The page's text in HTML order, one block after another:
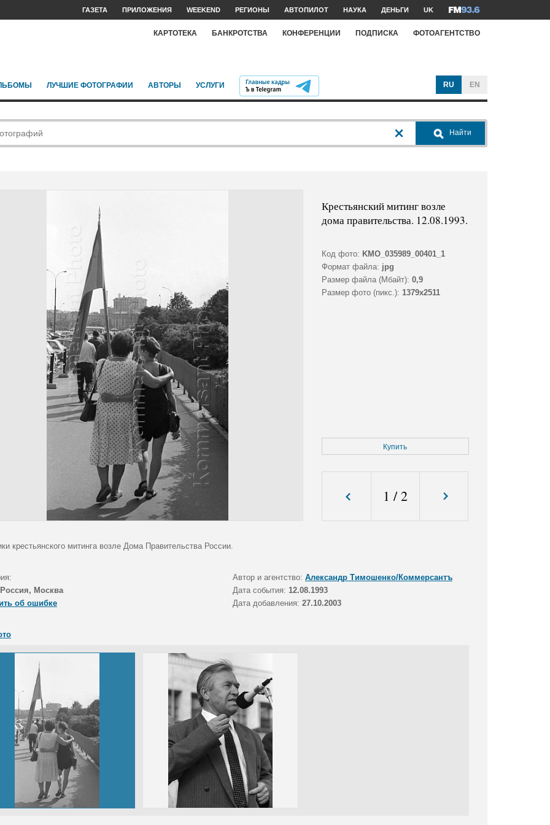
ГАЗЕТА ПРИЛОЖЕНИЯ WEEKEND РЕГИОНЫ АВТОПИЛОТ НАУКА ДЕНЬГИ UK
КАРТОТЕКА БАНКРОТСТВА КОНФЕРЕНЦИИ ПОДПИСКА ФОТОАГЕНТСТВО
ЛУЧШИЕ ФОТОГРАФИИ АВТОРЫ УСЛУГИ RU EN
Найти
Крестьянский митинг возле
дома правительства. 12.08.1993.
Код фото: KMO_035989_00401_1
Формат файла: jpg
Размер файла (Мбайт): 0,9
Размер фото (пикс.): 1379x2511
Купить
1 /2
крестьянского митинга возле Дома Правительства России.
Автор и агентство: Александр Тимошенко/Коммерсантъ
Россия, Москва Дата события: 12.08.1993
об ошибке
Дата добавления: 27.10.2003